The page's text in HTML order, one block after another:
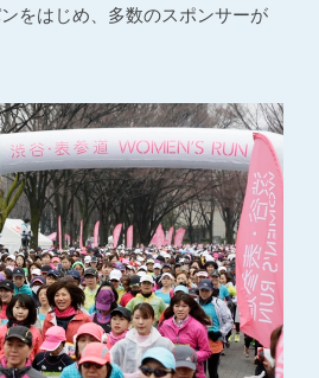
をはじめ、多数のスポンサーが